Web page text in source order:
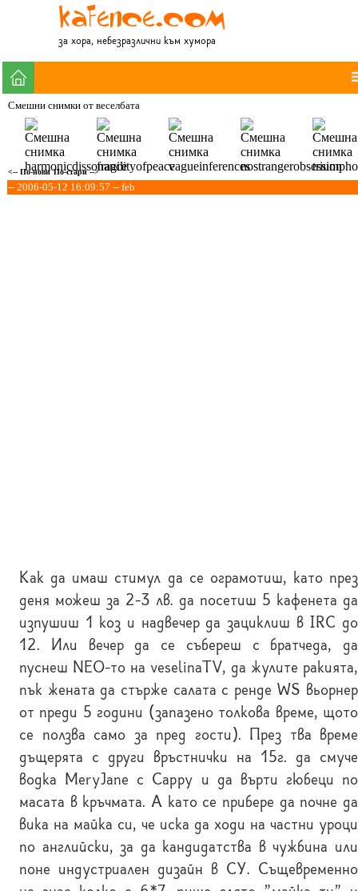
за хора, небезразлични към хумора
Смешни снимки от веселбата
<-- По-нови По-стари -->
-- 2006-05-12 16:09:57 -- feb
Как да имаш стимул да се ограмотиш, като през
деня можеш за 2-3 лв. да посетиш 5 кафенета да
изпушиш 1 коз и надвечер да зациклиш в IRC до
12. Или вечер да се събереш с братчеда, да
пуснеш NEO-то на veselinaTV, да жулите ракията,
пък жената да стърже салата с ренде WS вьорнер
от преди 5 години (запазено толкова време, щото
се ползва само за пред гости). През тва време
дъщерята с други връстнички на 15г. да смуче
водка MeryJane с Cappy и да върти гюбеци по
масата в кръчмата. А като се прибере да почне да
вика на майка си, че иска да ходи на частни уроци
по английски, за да кандидатства в чужбина или
поне индустриален дизайн в СУ. Същевременно